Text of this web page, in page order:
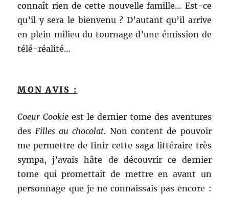
connaît rien de cette nouvelle famille… Est-ce
qu’il y sera le bienvenu ? D’autant qu’il arrive
en plein milieu du tournage d’une émission de
télé-réalité…
MON AVIS :
Coeur Cookie est le dernier tome des aventures
des Filles au chocolat. Non content de pouvoir
me permettre de finir cette saga littéraire très
sympa, j’avais hâte de découvrir ce dernier
tome qui promettait de mettre en avant un
personnage que je ne connaissais pas encore :